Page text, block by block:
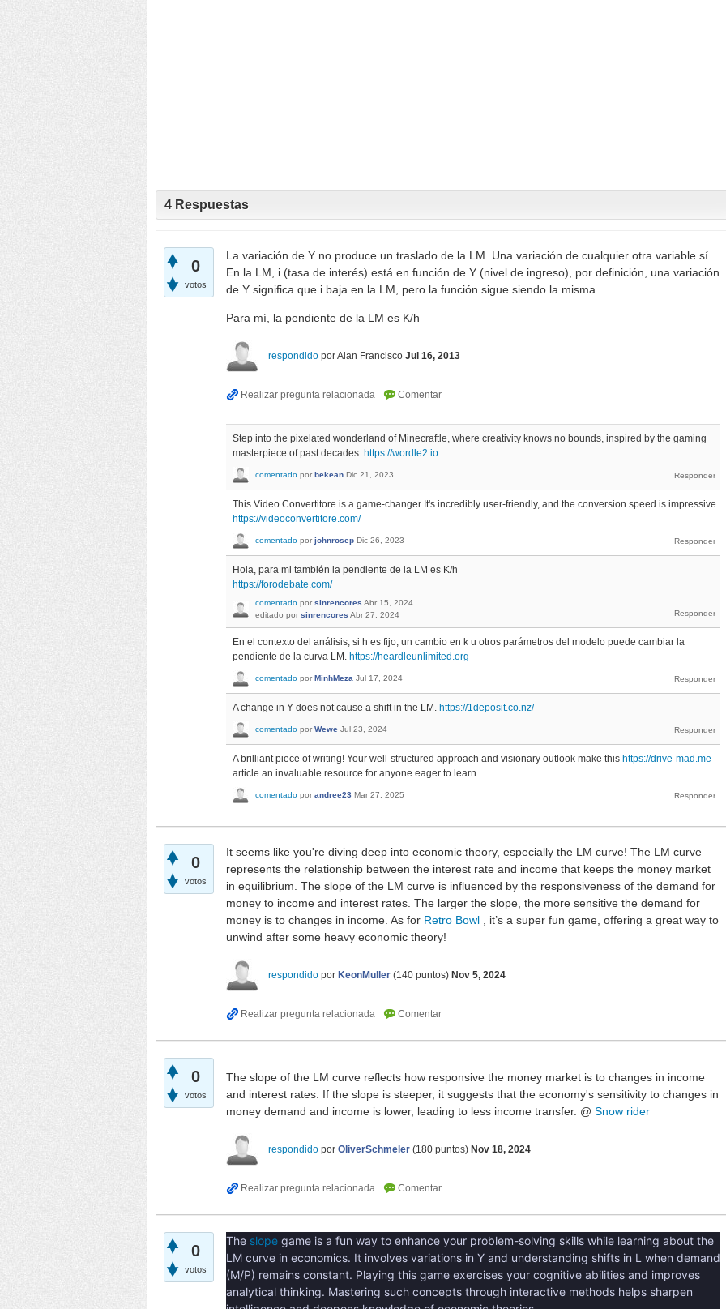
4 Respuestas
0
votos
La variación de Y no produce un traslado de la LM. Una variación de cualquier otra variable sí.
En la LM, i (tasa de interés) está en función de Y (nivel de ingreso), por definición, una variación
de Y significa que i baja en la LM, pero la función sigue siendo la misma.
Para mí, la pendiente de la LM es K/h
respondido porAlan Francisco Jul 16, 2013
Step into the pixelated wonderland of Minecraftle, where creativity knows no bounds, inspired by the gaming
masterpiece of past decades. https://wordle2.io
comentado por bekean Dic 21, 2023
This Video Convertitore is a game-changer It's incredibly user-friendly, and the conversion speed is impressive.
https://videoconvertitore.com/
comentado por johnrosep Dic 26, 2023
Hola, para mi también la pendiente de la LM es K/h
https://forodebate.com/
comentado por sinrencores Abr 15, 2024
editado por sinrencores Abr 27, 2024
En el contexto del análisis, si h es fijo, un cambio en k u otros parámetros del modelo puede cambiar la
pendiente de la curva LM. https://heardleunlimited.org
comentado por MinhMeza Jul 17, 2024
A change in Y does not cause a shift in the LM. https://1deposit.co.nz/
comentado por Wewe Jul 23, 2024
A brilliant piece of writing! Your well-structured approach and visionary outlook make this https://drive-mad.me
article an invaluable resource for anyone eager to learn.
comentado por andree23 Mar 27, 2025
0
votos
It seems like you're diving deep into economic theory, especially the LM curve! The LM curve
represents the relationship between the interest rate and income that keeps the money market
in equilibrium. The slope of the LM curve is influenced by the responsiveness of the demand for
money to income and interest rates. The larger the slope, the more sensitive the demand for
money is to changes in income. As for Retro Bowl , it’s a super fun game, offering a great way to
unwind after some heavy economic theory!
respondido por KeonMuller (140 puntos) Nov 5, 2024
0
votos
The slope of the LM curve reflects how responsive the money market is to changes in income
and interest rates. If the slope is steeper, it suggests that the economy's sensitivity to changes in
money demand and income is lower, leading to less income transfer. @ Snow rider
respondido por OliverSchmeler (180 puntos) Nov 18, 2024
0
votos
The slope game is a fun way to enhance your problem-solving skills while learning about the
LM curve in economics. It involves variations in Y and understanding shifts in L when demand
(M/P) remains constant. Playing this game exercises your cognitive abilities and improves
analytical thinking. Mastering such concepts through interactive methods helps sharpen